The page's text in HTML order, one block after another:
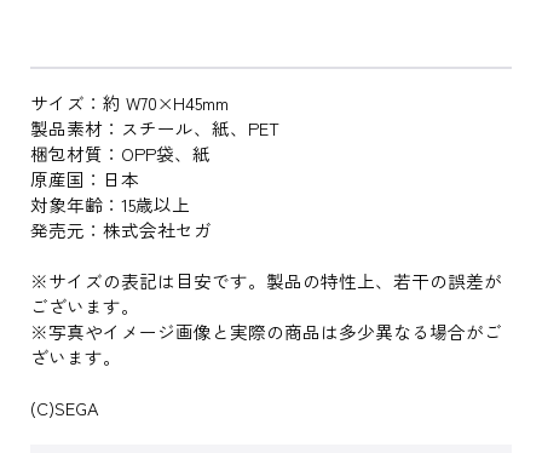
サイズ：約 W70×H45mm
製品素材：スチール、紙、PET
梱包材質：OPP袋、紙
原産国：日本
対象年齢：15歳以上
発売元：株式会社セガ
※サイズの表記は目安です。製品の特性上、若干の誤差が
ございます。
※写真やイメージ画像と実際の商品は多少異なる場合がご
ざいます。
(C)SEGA